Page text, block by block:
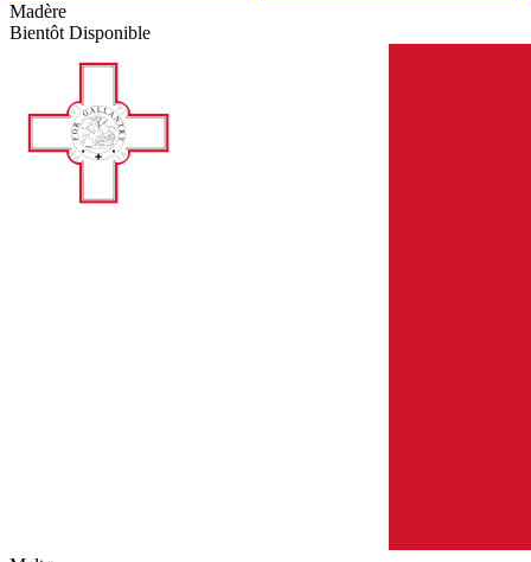
Madère
Bientôt Disponible